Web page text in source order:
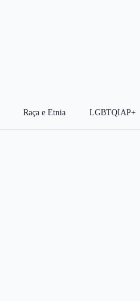
Raça e Etnia LGBTQIAP+